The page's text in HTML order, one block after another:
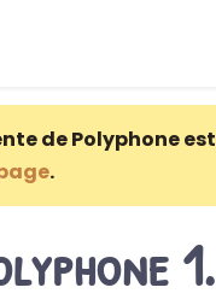
de Polyphone est
.